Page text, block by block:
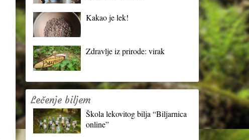
Kakao je lek!
Zdravlje iz prirode: virak
Lečenje biljem
Škola lekovitog bilja “Biljarnica
online”